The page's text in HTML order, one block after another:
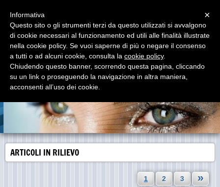
il portale dei lavoratori
LUXOTTICA AGORDO
ARTICOLI IN RILIEVO
1 2 3 »
×
Informativa
Questo sito o gli strumenti terzi da questo utilizzati si avvalgono
di cookie necessari al funzionamento ed utili alle finalità illustrate
nella cookie policy. Se vuoi saperne di più o negare il consenso
a tutti o ad alcuni cookie, consulta la cookie policy.
Chiudendo questo banner, scorrendo questa pagina, cliccando
su un link o proseguendo la navigazione in altra maniera,
acconsenti all’uso dei cookie.